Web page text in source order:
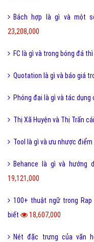
Bách hợp là gì và một
23,208,000
FC là gì và trong bóng đá
Quotation là gì và báo giá
Phóng đại là gì và tác
Thị Xã Huyện và Thị Trấn
Tool là gì và ưu nhược
Behance là gì và hướng
19,121,000
100+ thuật ngữ trong
biết
18,607,000
Nét đặc trưng của văn